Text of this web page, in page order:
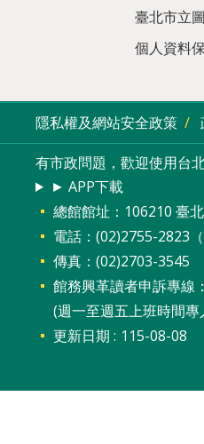
臺北市立
個人資料
隱私權及網站安全政策
有市政問題，歡迎使用台
► APP下載
總館館址：106210 臺
電話：(02)2755-2823（
傳真：(02)2703-3545
館務興革讀者申訴專線
(週一至週五上班時間
更新日期
115-08-08